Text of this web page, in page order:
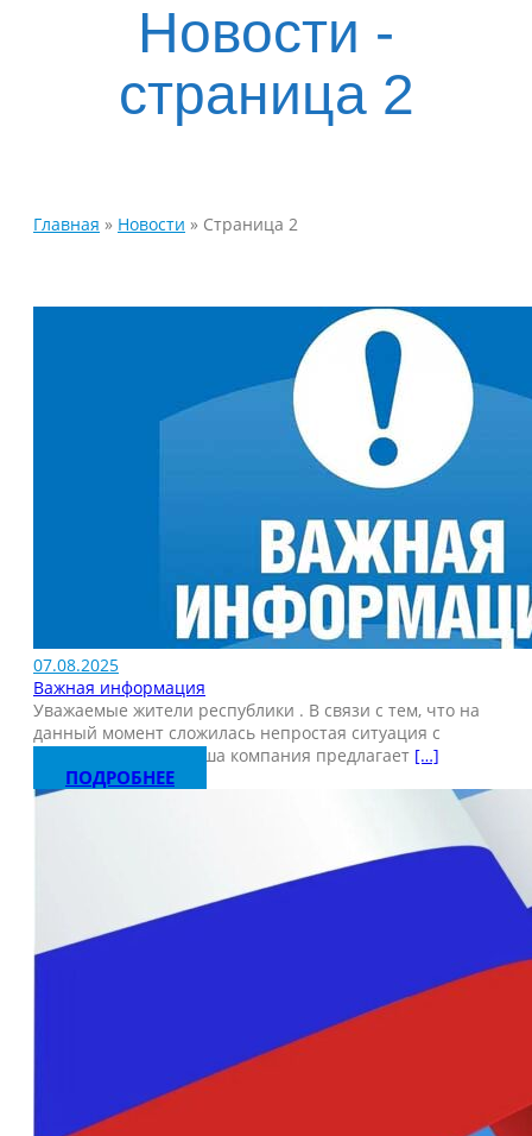
Новости -
страница 2
Главная » Новости » Страница 2
07.08.2025
Важная информация
Уважаемые жители республики . В связи с тем, что на
данный момент сложилась непростая ситуация с
водоснабжением, наша компания предлагает […]
ПОДРОБНЕЕ